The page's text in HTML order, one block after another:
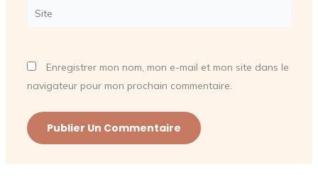
Site
Enregistrer mon nom, mon e-mail et mon site dans le
navigateur pour mon prochain commentaire.